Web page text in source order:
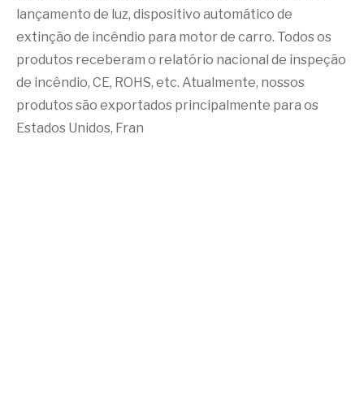
lançamento de luz, dispositivo automático de
extinção de incêndio para motor de carro. Todos os
produtos receberam o relatório nacional de inspeção
de incêndio, CE, ROHS, etc. Atualmente, nossos
produtos são exportados principalmente para os
Estados Unidos, Fran